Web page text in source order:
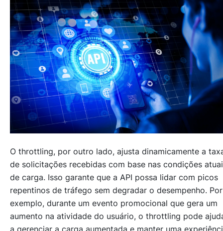
O throttling, por outro lado, ajusta dinamicamente a
de solicitações recebidas com base nas condições
de carga. Isso garante que a API possa lidar com picos
repentinos de tráfego sem degradar o desempenho. Por
exemplo, durante um evento promocional que gera um
aumento na atividade do usuário, o throttling pode